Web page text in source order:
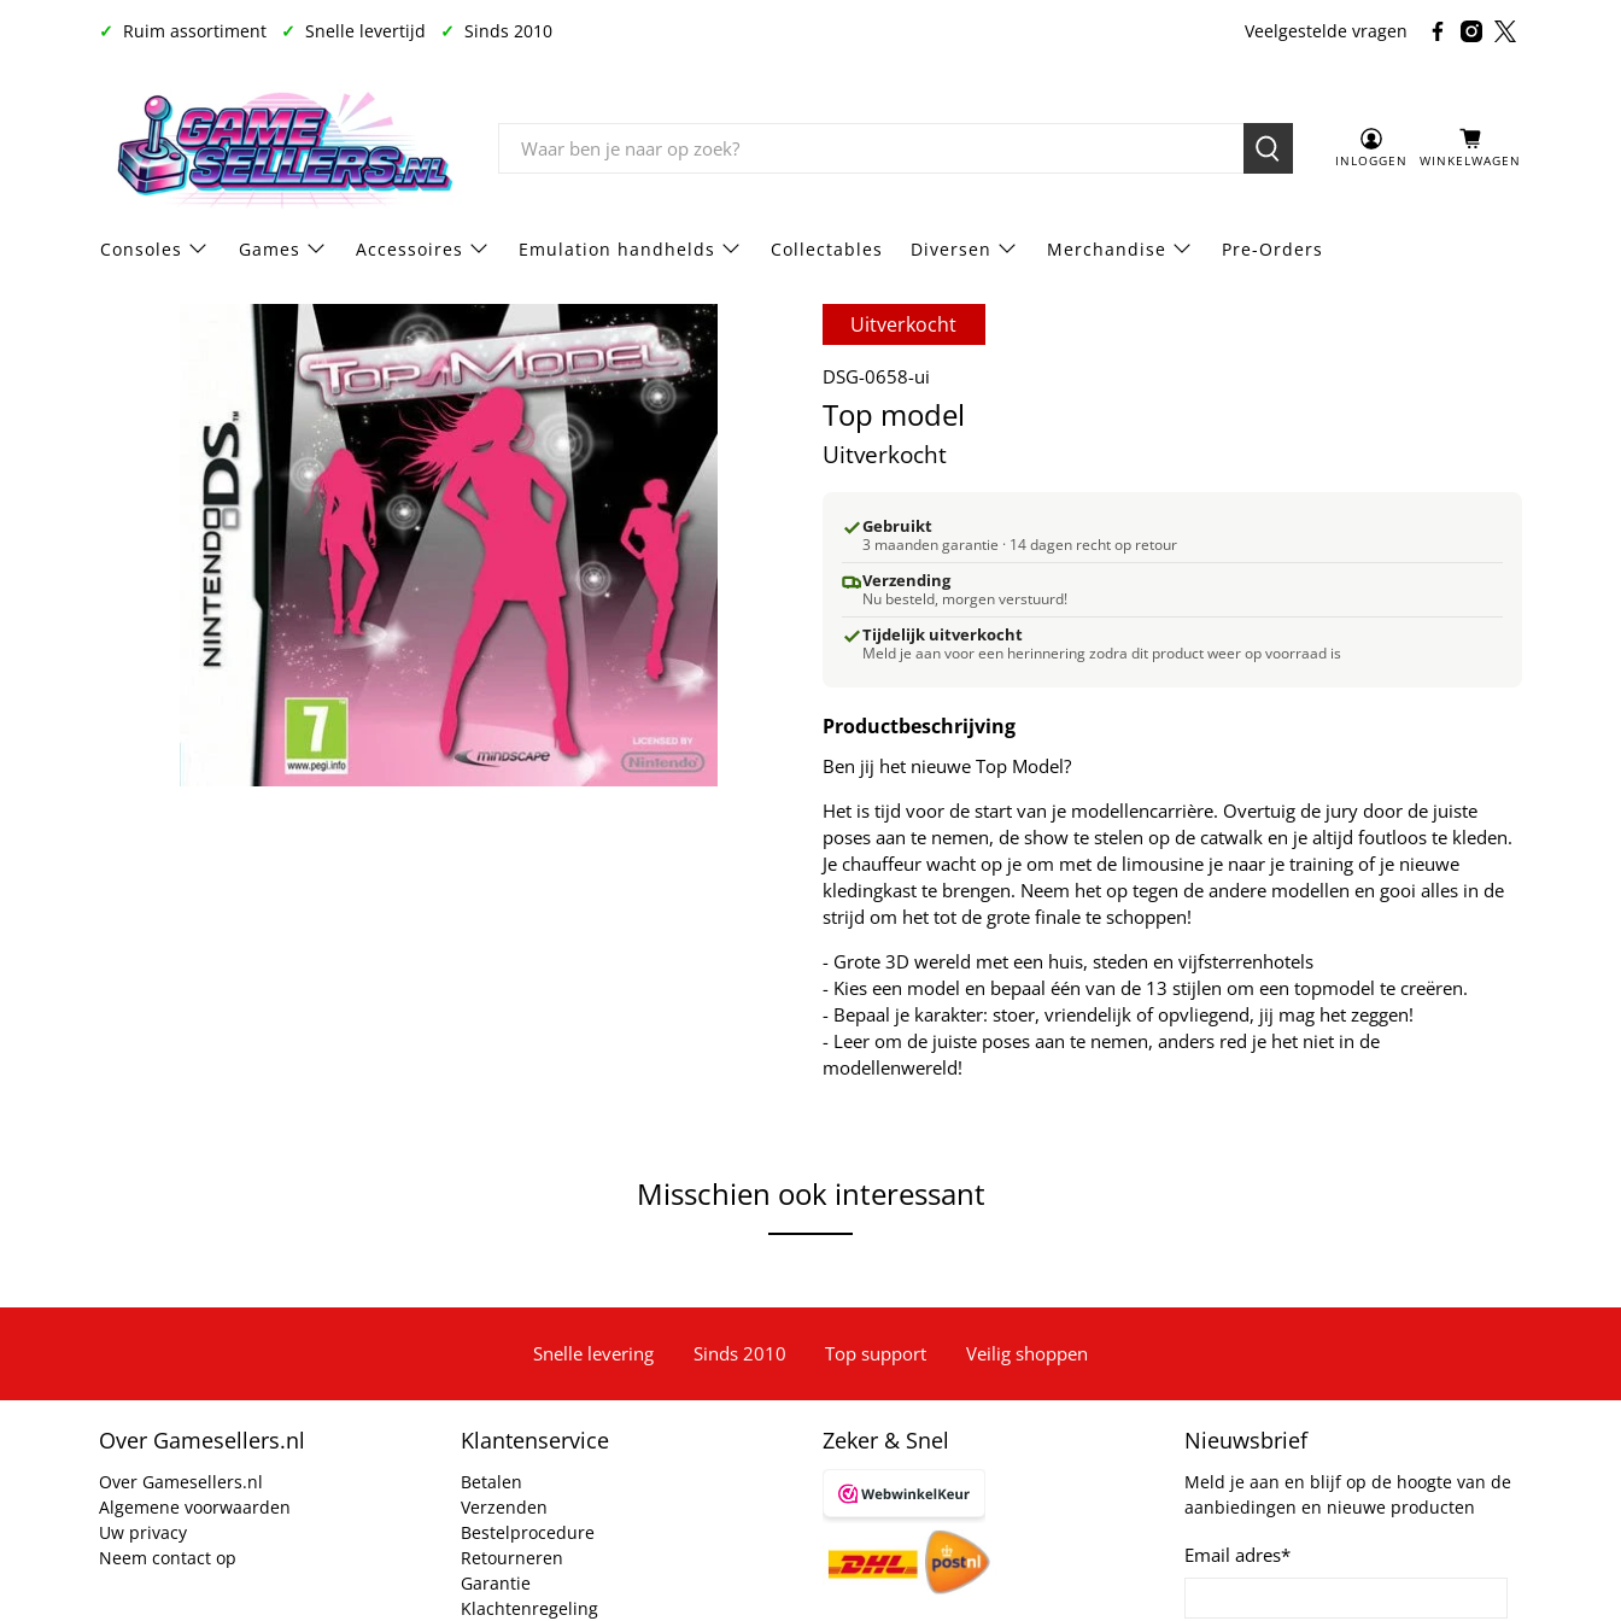
✓ Ruim assortiment ✓ Snelle levertijd ✓ Sinds 2010 Veelgestelde vragen
INLOGGEN WINKELWAGEN
Consoles Games Accessoires Emulation handhelds Collectables Diversen Merchandise Pre-Orders
Uitverkocht
DSG-0658-ui
Top model
Uitverkocht
Gebruikt
3 maanden garantie · 14 dagen recht op retour
Verzending
Nu besteld, morgen verstuurd!
Tijdelijk uitverkocht
Meld je aan voor een herinnering zodra dit product weer op voorraad is
Productbeschrijving
Ben jij het nieuwe Top Model?
Het is tijd voor de start van je modellencarrière. Overtuig de jury door de juiste
poses aan te nemen, de show te stelen op de catwalk en je altijd foutloos te kleden.
Je chauffeur wacht op je om met de limousine je naar je training of je nieuwe
kledingkast te brengen. Neem het op tegen de andere modellen en gooi alles in de
strijd om het tot de grote finale te schoppen!
- Grote 3D wereld met een huis, steden en vijfsterrenhotels
- Kies een model en bepaal één van de 13 stijlen om een topmodel te creëren.
- Bepaal je karakter: stoer, vriendelijk of opvliegend, jij mag het zeggen!
- Leer om de juiste poses aan te nemen, anders red je het niet in de
modellenwereld!
Misschien ook interessant
Snelle levering Sinds 2010 Top support Veilig shoppen
Over Gamesellers.nl
Over Gamesellers.nl
Algemene voorwaarden
Uw privacy
Neem contact op
Klantenservice
Betalen
Verzenden
Bestelprocedure
Retourneren
Garantie
Klachtenregeling
Zeker & Snel Nieuwsbrief
Meld je aan en blijf op de hoogte van de
aanbiedingen en nieuwe producten
Email adres*